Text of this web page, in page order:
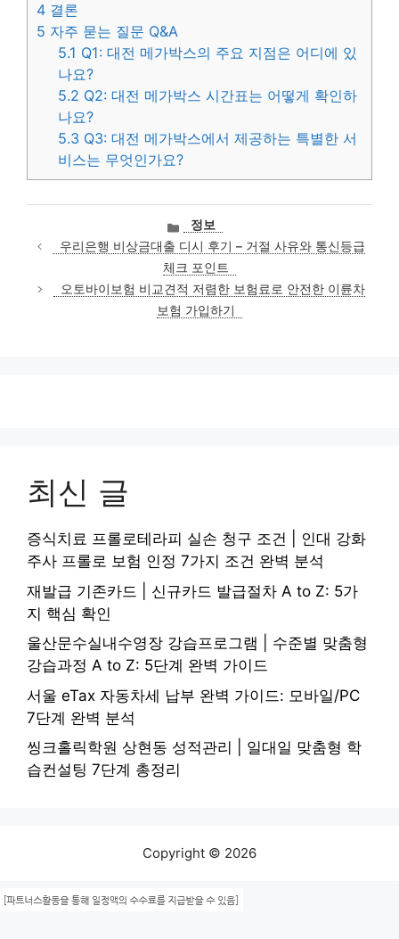
4 결론
5 자주 묻는 질문 Q&A
5.1 Q1: 대전 메가박스의 주요 지점은 어디에 있
나요?
5.2 Q2: 대전 메가박스 시간표는 어떻게 확인하
나요?
5.3 Q3: 대전 메가박스에서 제공하는 특별한 서
비스는 무엇인가요?
카
테
고
리
정보
우리은행 비상금대출 디시 후기 – 거절 사유와 통신등급
체크 포인트
오토바이보험 비교견적 저렴한 보험료로 안전한 이륜차
보험 가입하기
최신 글
증식치료 프롤로테라피 실손 청구 조건 | 인대 강화
주사 프롤로 보험 인정 7가지 조건 완벽 분석
재발급 기존카드 | 신규카드 발급절차 A to Z: 5가
지 핵심 확인
울산문수실내수영장 강습프로그램 | 수준별 맞춤형
강습과정 A to Z: 5단계 완벽 가이드
서울 eTax 자동차세 납부 완벽 가이드: 모바일/PC
7단계 완벽 분석
씽크홀릭학원 상현동 성적관리 | 일대일 맞춤형 학
습컨설팅 7단계 총정리
Copyright © 2026